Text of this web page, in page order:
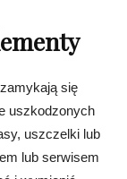
się
uszkodzonych
uszczelki lub
lub serwisem